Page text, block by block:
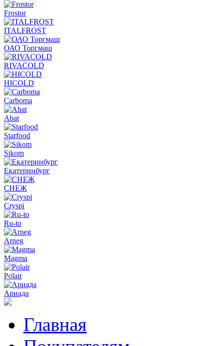
Frostor
ITALFROST
ОАО Торгмаш
RIVACOLD
HICOLD
Carboma
Abat
Starfood
Sikom
Екатеринбург
СНЕЖ
Cryspi
Ru-to
Arneg
Magma
Polair
Ариада
Главная